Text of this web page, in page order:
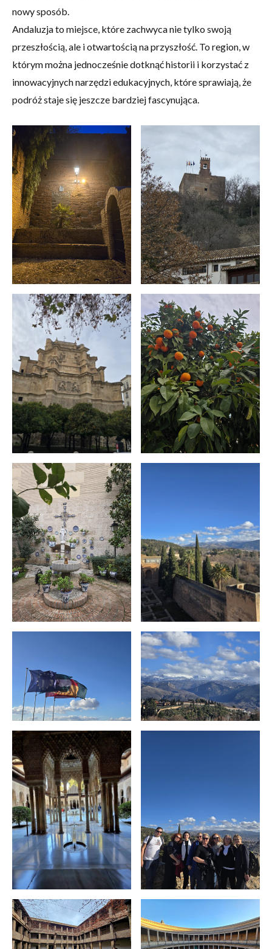
nowy sposób.
Andaluzja to miejsce, które zachwyca nie tylko swoją
przeszłością, ale i otwartością na przyszłość. To region, w
którym można jednocześnie dotknąć historii i korzystać z
innowacyjnych narzędzi edukacyjnych, które sprawiają, że
podróż staje się jeszcze bardziej fascynująca.